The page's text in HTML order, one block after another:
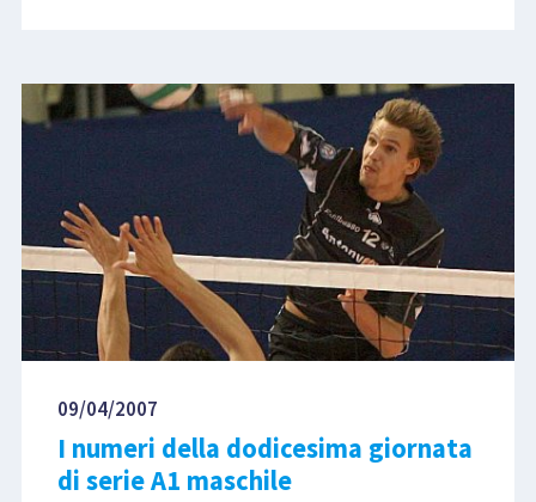
09/04/2007
I numeri della dodicesima giornata
di serie A1 maschile